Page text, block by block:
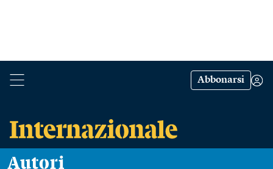
Abbonarsi
Autori